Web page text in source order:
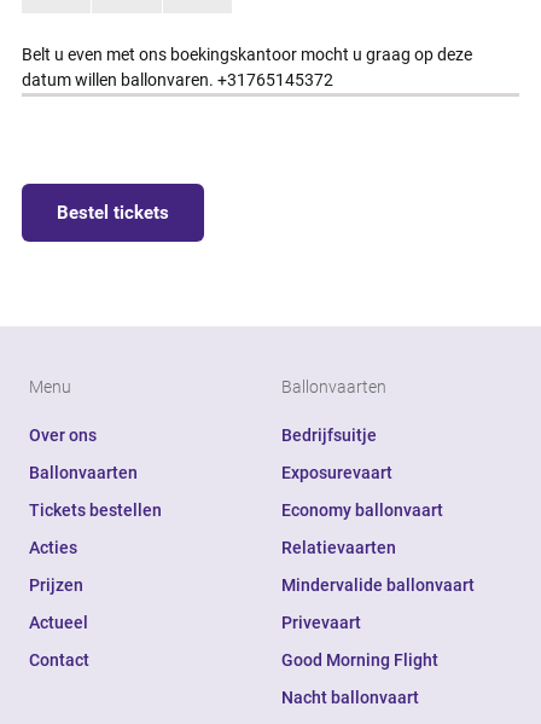
Belt u even met ons boekingskantoor mocht u graag op deze
datum willen ballonvaren. +31765145372
Bestel tickets
Menu
Over ons
Ballonvaarten
Tickets bestellen
Acties
Prijzen
Actueel
Contact
Ballonvaarten
Bedrijfsuitje
Exposurevaart
Economy ballonvaart
Relatievaarten
Mindervalide ballonvaart
Privevaart
Good Morning Flight
Nacht ballonvaart